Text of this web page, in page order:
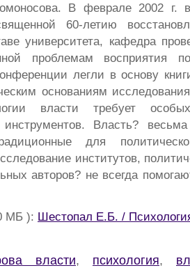
В феврале 2002 г. в
60-летию
университета, кафедра
проблемам восприятия
легли в основу
основаниям
власти требует
инструментов. Власть?
для
институтов,
авторов? не всегда
МБ ): Шестопал Е.Б. /
власти, психология,